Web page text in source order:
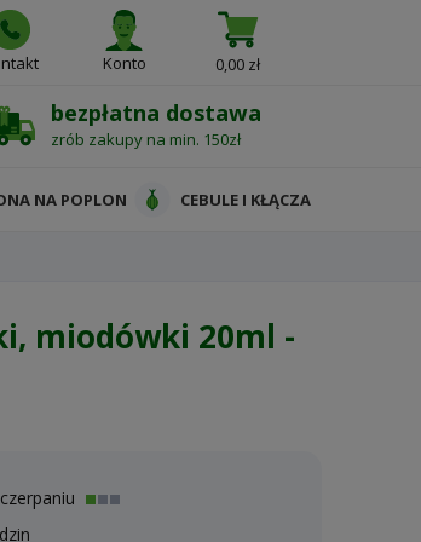
Konto 0,00 zł
bezpłatna dostawa
zrób zakupy na min. 150zł
NA POPLON CEBULE I KŁĄCZA
miodówki 20ml -